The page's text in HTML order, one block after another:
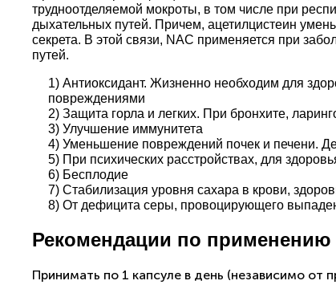
трудноотделяемой мокроты, в том числе при
дыхательных путей. Причем, ацетилцистеин
секрета. В этой связи, NAC применяется при
путей.
1) Антиоксидант. Жизненно необходим для
повреждениями
2) Защита горла и легких. При бронхите,
3) Улучшение иммунитета
4) Уменьшение повреждений почек и печени.
5) При психических расстройствах, для
6) Бесплодие
7) Стабилизация уровня сахара в крови,
8) От дефицита серы, провоцирующего
Рекомендации по применению
Принимать по 1 капсуле в день (независимо от